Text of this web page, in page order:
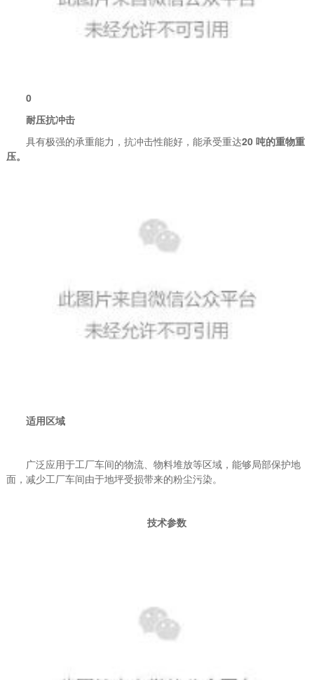
0
耐压抗冲击
具有极强的承重能力，抗冲击性能好，能承受重达20 吨的重物重
压。
适用区域
广泛应用于工厂车间的物流、物料堆放等区域，能够局部保护地
面，减少工厂车间由于地坪受损带来的粉尘污染。
技术参数